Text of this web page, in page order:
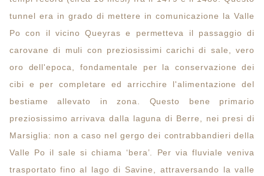
tunnel era in grado di mettere in comunicazione la Valle
Po con il vicino Queyras e permetteva il passaggio di
carovane di muli con preziosissimi carichi di sale, vero
oro dell'epoca, fondamentale per la conservazione dei
cibi e per completare ed arricchire l'alimentazione del
bestiame allevato in zona. Questo bene primario
preziosissimo arrivava dalla laguna di Berre, nei presi di
Marsiglia: non a caso nel gergo dei contrabbandieri della
Valle Po il sale si chiama ‘bera’. Per via fluviale veniva
trasportato fino al lago di Savine, attraversando la valle